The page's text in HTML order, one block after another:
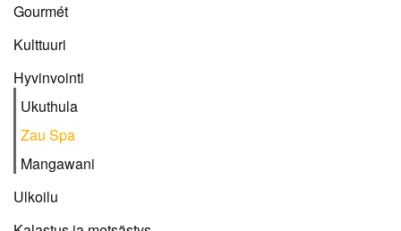
Gourmét
Kulttuuri
Hyvinvointi
Ukuthula
Zau Spa
Mangawani
Ulkoilu